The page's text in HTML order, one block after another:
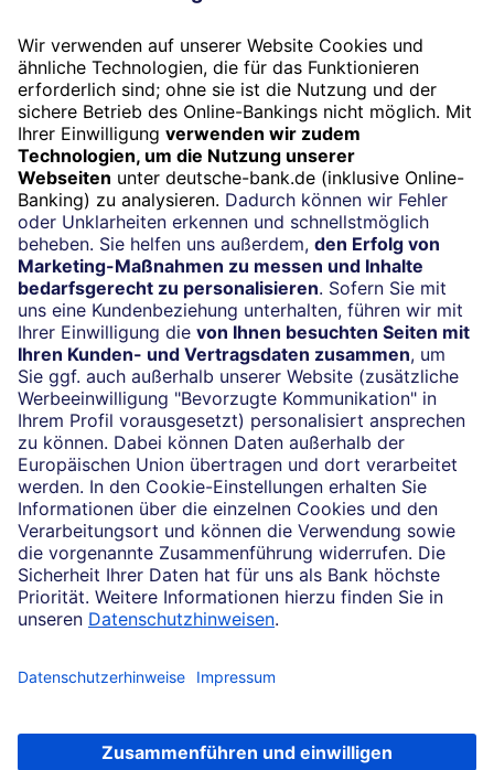
Termin
Beratung vereinbaren
24/7-Kundenservice
(069) 910-100 61
Impressum
Konditionen und Preise
Rechtliche Hinweise
Datenschutz
Ihr Feedback zur Website
Soweit auf dieser Internetseite von der Deutschen Bank die Rede ist, bezieht